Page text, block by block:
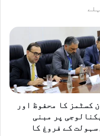
کسٹمز کا محفوظ اور
پر مبنی
کے فروغ کا